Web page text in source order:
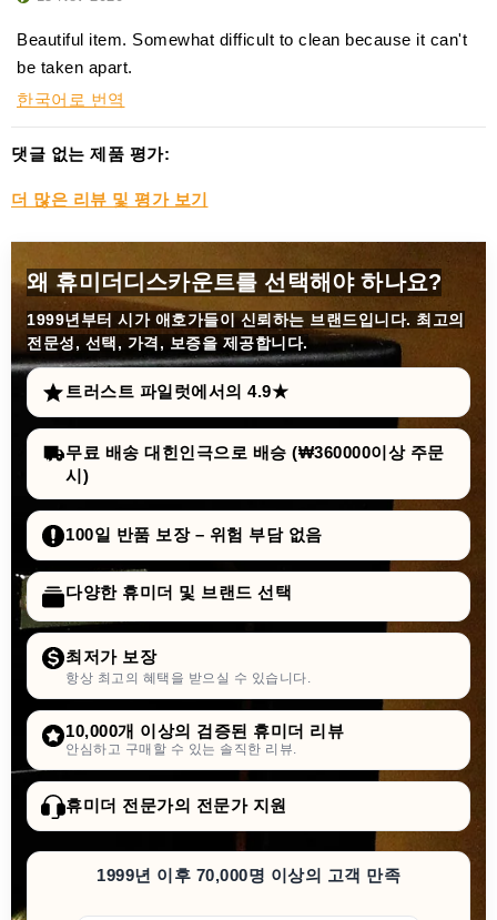
Beautiful item. Somewhat difficult to clean because it can't
be taken apart.
한국어로 번역
댓글 없는 제품 평가:
더 많은 리뷰 및 평가 보기
왜 휴미더디스카운트를 선택해야 하나요?
1999년부터 시가 애호가들이 신뢰하는 브랜드입니다. 최고의
전문성, 선택, 가격, 보증을 제공합니다.
트러스트 파일럿에서의 4.9★
무료 배송 대힌인극으로 배승 (₩360000이상 주문
시)
100일 반품 보장 – 위험 부담 없음
다양한 휴미더 및 브랜드 선택
최저가 보장
항상 최고의 혜택을 받으실 수 있습니다.
10,000개 이상의 검증된 휴미더 리뷰
안심하고 구매할 수 있는 솔직한 리뷰.
휴미더 전문가의 전문가 지원
1999년 이후 70,000명 이상의 고객 만족